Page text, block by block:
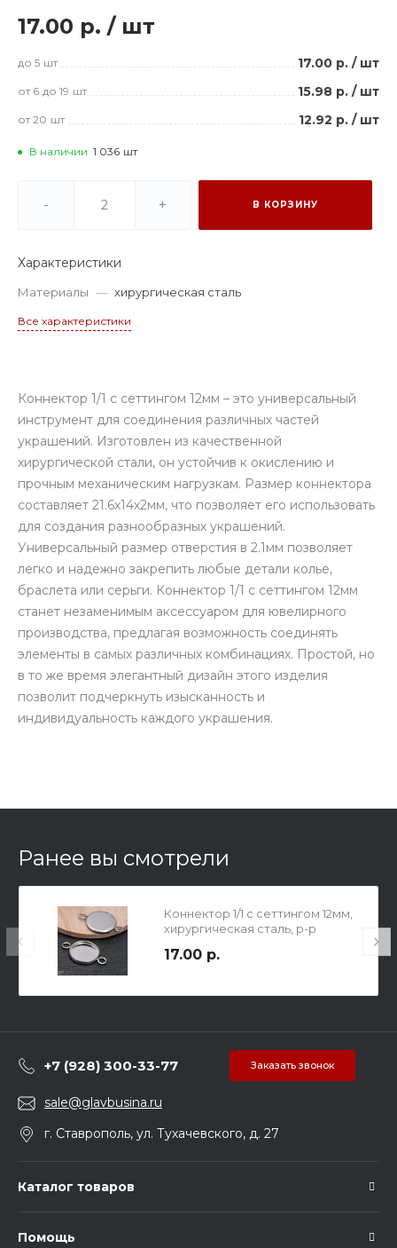
17.00 р. / шт
до 5 шт 17.00 р. / шт
от 6 до 19 шт 15.98 р. / шт
от 20 шт 12.92 р. / шт
В наличии 1 036 шт
- + В КОРЗИНУ
Характеристики
Материалы — хирургическая сталь
Все характеристики
Коннектор 1/1 с сеттингом 12мм – это универсальный
инструмент для соединения различных частей
украшений. Изготовлен из качественной
хирургической стали, он устойчив к окислению и
прочным механическим нагрузкам. Размер коннектора
составляет 21.6х14х2мм, что позволяет его использовать
для создания разнообразных украшений.
Универсальный размер отверстия в 2.1мм позволяет
легко и надежно закрепить любые детали колье,
браслета или серьги. Коннектор 1/1 с сеттингом 12мм
станет незаменимым аксессуаром для ювелирного
производства, предлагая возможность соединять
элементы в самых различных комбинациях. Простой, но
в то же время элегантный дизайн этого изделия
позволит подчеркнуть изысканность и
индивидуальность каждого украшения.
Ранее вы смотрели
Коннектор 1/1 с сеттингом 12мм,
хирургическая сталь, р-р
17.00 р.
+7 (928) 300-33-77 Заказать звонок
sale@glavbusina.ru
г. Ставрополь, ул. Тухачевского, д. 27
Каталог товаров
Помощь